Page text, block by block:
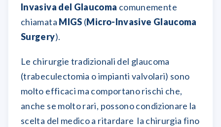
Invasiva del Glaucoma comunemente
chiamata MIGS (Micro-Invasive Glaucoma
Surgery).
Le chirurgie tradizionali del glaucoma
(trabeculectomia o impianti valvolari) sono
molto efficaci ma comportano rischi che,
anche se molto rari, possono condizionare la
scelta del medico a ritardare la chirurgia fino